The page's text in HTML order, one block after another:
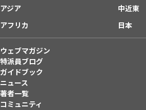
アジア
中近東
アフリカ
日本
ウェブマガジン
特派員ブログ
ガイドブック
ニュース
著者一覧
コミュニティ